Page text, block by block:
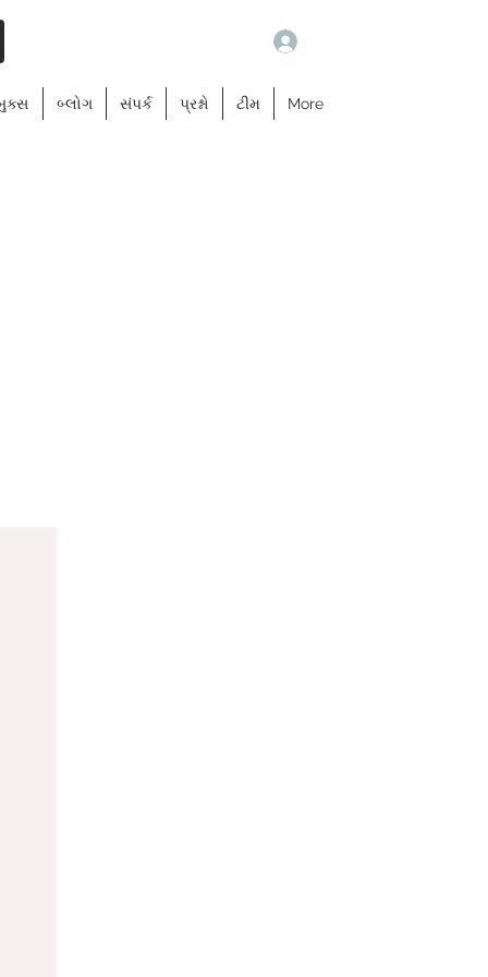
બ્લોગ સંપર્ક પ્રશ્નો ટીમ More